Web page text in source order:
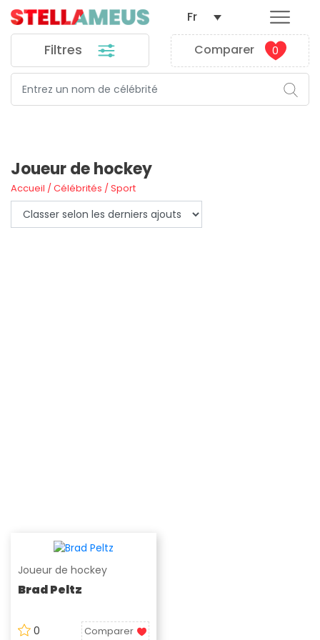
Filtres Comparer 0
Fr
Accueil /Célébrités /Sport
Joueur de hockey
Joueur de hockey
Brad Peltz
0 Comparer